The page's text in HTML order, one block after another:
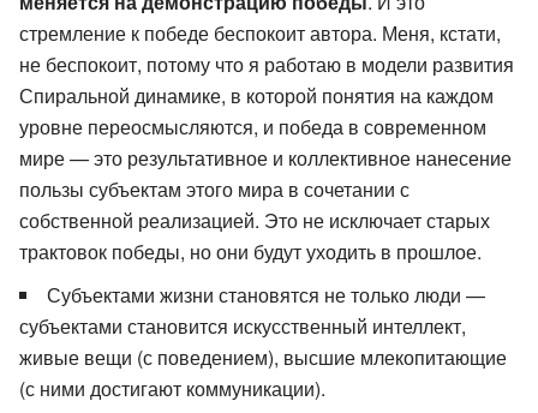
стремление к победе беспокоит автора. Меня, кстати,
не беспокоит, потому что я работаю в модели развития
Спиральной динамике, в которой понятия на каждом
уровне переосмысляются, и победа в современном
мире — это результативное и коллективное нанесение
пользы субъектам этого мира в сочетании с
собственной реализацией. Это не исключает старых
трактовок победы, но они будут уходить в прошлое.
Субъектами жизни становятся не только люди —
субъектами становится искусственный интеллект,
живые вещи (с поведением), высшие млекопитающие
(с ними достигают коммуникации).